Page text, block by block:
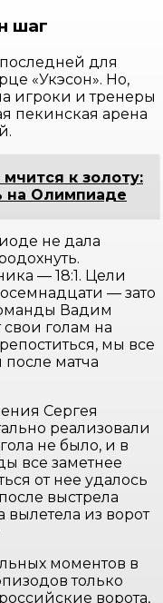
шаг
для
«Укэсон». Но,
игроки и тренеры
пекинская арена
к золоту:
на Олимпиаде
не дала
— 18:1. Цели
— зато
Вадим
голам на
мы все
матча
Сергея
реализовали
не было, и в
все заметнее
от нее удалось
выстрела
вылетела из ворот
моментов в
только
ворота,